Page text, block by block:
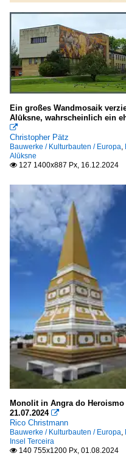
Ein großes Wandmosaik
Alūksne, wahrscheinlich ein

Christopher Pätz
Bauwerke / Kulturbauten / Europa,
Alūksne
 127 1400x887 Px, 16.12.2024
Monolit in Angra do
21.07.2024 
Rico Christmann
Bauwerke / Kulturbauten / Europa,
Insel Terceira
 140 755x1200 Px, 01.08.2024